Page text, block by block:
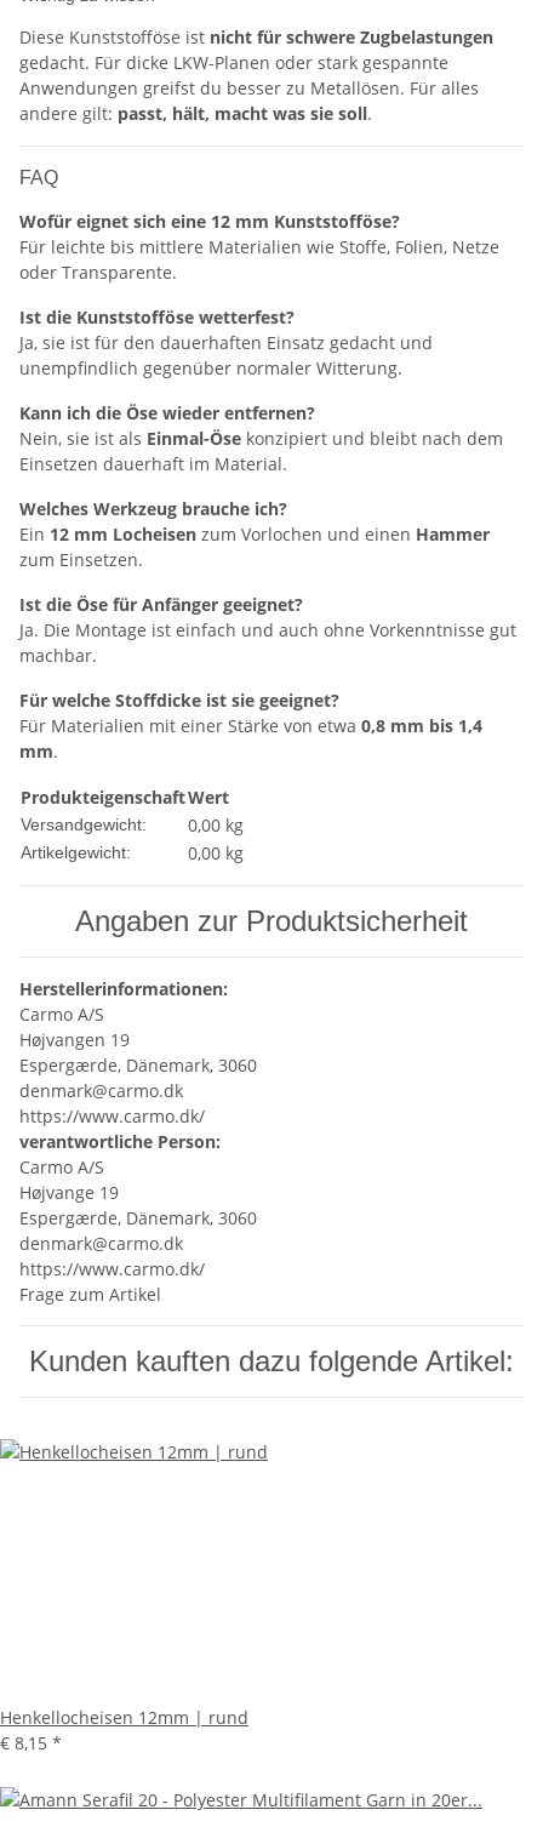
Diese Kunststofföse ist nicht für schwere Zugbelastungen
gedacht. Für dicke LKW-Planen oder stark gespannte
Anwendungen greifst du besser zu Metallösen. Für alles
andere gilt: passt, hält, macht was sie soll.
FAQ
Wofür eignet sich eine 12 mm Kunststofföse?
Für leichte bis mittlere Materialien wie Stoffe, Folien, Netze
oder Transparente.
Ist die Kunststofföse wetterfest?
Ja, sie ist für den dauerhaften Einsatz gedacht und
unempfindlich gegenüber normaler Witterung.
Kann ich die Öse wieder entfernen?
Nein, sie ist als Einmal-Öse konzipiert und bleibt nach dem
Einsetzen dauerhaft im Material.
Welches Werkzeug brauche ich?
Ein 12 mm Locheisen zum Vorlochen und einen Hammer
zum Einsetzen.
Ist die Öse für Anfänger geeignet?
Ja. Die Montage ist einfach und auch ohne Vorkenntnisse gut
machbar.
Für welche Stoffdicke ist sie geeignet?
Für Materialien mit einer Stärke von etwa 0,8 mm bis 1,4
mm.
ProdukteigenschaftWert
Versandgewicht: 0,00 kg
Artikelgewicht: 0,00 kg
Angaben zur Produktsicherheit
Herstellerinformationen:
Carmo A/S
Højvangen 19
Espergærde, Dänemark, 3060
denmark@carmo.dk
https://www.carmo.dk/
verantwortliche Person:
Carmo A/S
Højvange 19
Espergærde, Dänemark, 3060
denmark@carmo.dk
https://www.carmo.dk/
Frage zum Artikel
Kunden kauften dazu folgende Artikel:
Henkellocheisen 12mm | rund
€ 8,15 *